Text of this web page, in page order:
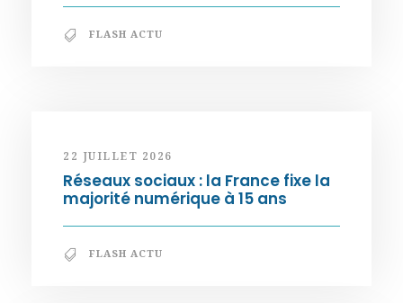
FLASH ACTU
22 JUILLET 2026
Réseaux sociaux : la France fixe la
majorité numérique à 15 ans
FLASH ACTU